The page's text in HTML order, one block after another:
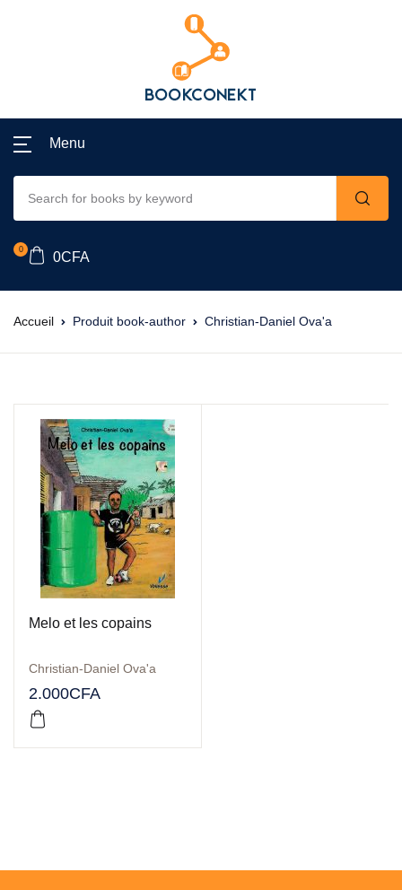
Menu
0
0CFA
Accueil Produit book-author Christian-Daniel Ova'a
Melo et les copains
Christian-Daniel Ova'a
2.000CFA